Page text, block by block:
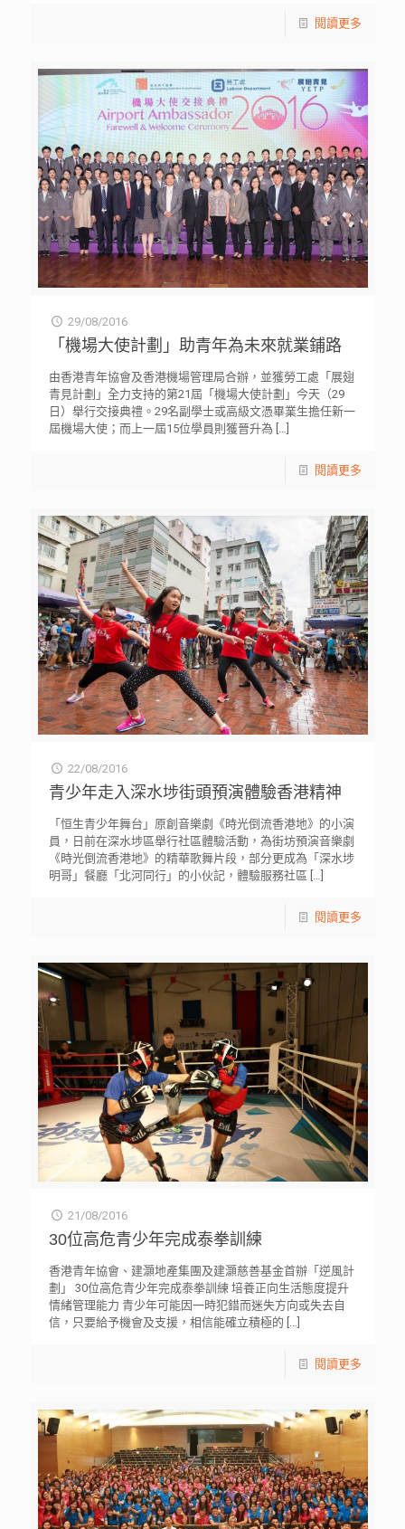
閱讀更多
29/08/2016
「機場大使計劃」助青年為未來就業鋪路
由香港青年協會及香港機場管理局合辦，並獲勞工處「展翅
青見計劃」全力支持的第21屆「機場大使計劃」今天（29
日）舉行交接典禮。29名副學士或高級文憑畢業生擔任新一
屆機場大使；而上一屆15位學員則獲晉升為 […]
閱讀更多
22/08/2016
青少年走入深水埗街頭預演體驗香港精神
「恒生青少年舞台」原創音樂劇《時光倒流香港地》的小演
員，日前在深水埗區舉行社區體驗活動，為街坊預演音樂劇
《時光倒流香港地》的精華歌舞片段，部分更成為「深水埗
明哥」餐廳「北河同行」的小伙記，體驗服務社區 […]
閱讀更多
21/08/2016
30位高危青少年完成泰拳訓練
香港青年協會、建灝地產集團及建灝慈善基金首辦「逆風計
劃」 30位高危青少年完成泰拳訓練 培養正向生活態度提升
情緒管理能力 青少年可能因一時犯錯而迷失方向或失去自
信，只要給予機會及支援，相信能確立積極的 […]
閱讀更多